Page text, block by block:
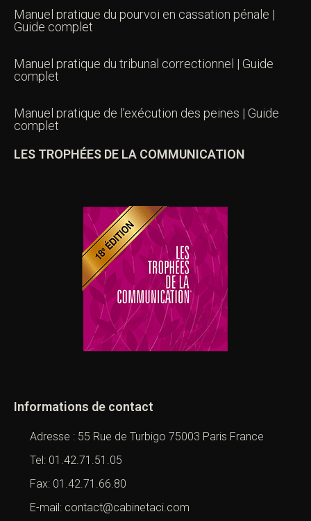
Manuel pratique du pourvoi en cassation pénale |
Guide complet
Manuel pratique du tribunal correctionnel | Guide
complet
Manuel pratique de l’exécution des peines | Guide
complet
LES TROPHÉES DE LA COMMUNICATION
Informations de contact
Adresse : 55 Rue de Turbigo 75003 Paris France
Tel: 01.42.71.51.05
Fax: 01.42.71.66.80
E-mail: contact@cabinetaci.com